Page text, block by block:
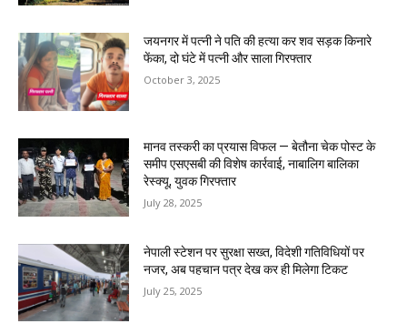
जयनगर में पत्नी ने पति की हत्या कर शव सड़क किनारे
फेंका, दो घंटे में पत्नी और साला गिरफ्तार
October 3, 2025
मानव तस्करी का प्रयास विफल — बेतौना चेक पोस्ट के
समीप एसएसबी की विशेष कार्रवाई, नाबालिग बालिका
रेस्क्यू, युवक गिरफ्तार
July 28, 2025
नेपाली स्टेशन पर सुरक्षा सख्त, विदेशी गतिविधियों पर
नजर, अब पहचान पत्र देख कर ही मिलेगा टिकट
July 25, 2025